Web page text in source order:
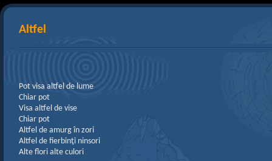
Altfel
Pot visa altfel de lume
Chiar pot
Visa altfel de vise
Chiar pot
Altfel de amurg în zori
Altfel de fierbinţi ninsori
Alte flori alte culori